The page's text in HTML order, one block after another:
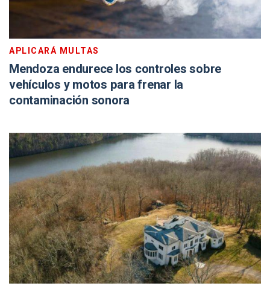
APLICARÁ MULTAS
Mendoza endurece los controles sobre
vehículos y motos para frenar la
contaminación sonora